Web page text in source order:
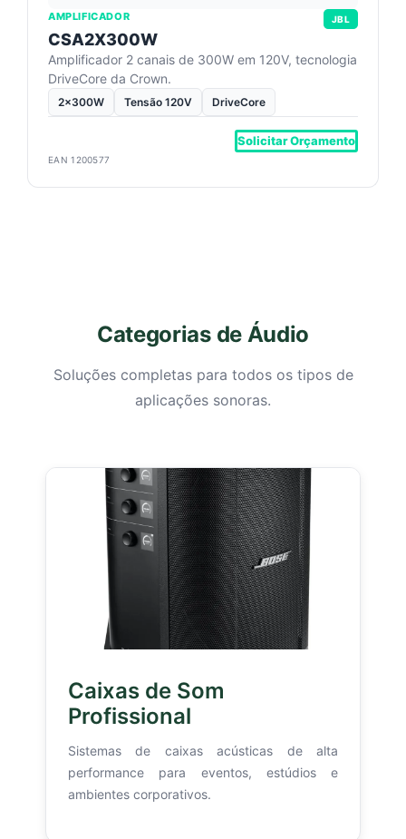
AMPLIFICADOR JBL
CSA2X300W
Amplificador 2 canais de 300W em 120V, tecnologia
DriveCore da Crown.
2x300W Tensão 120V DriveCore
Solicitar Orçamento
EAN 1200577
Categorias de Áudio
Soluções completas para todos os tipos de
aplicações sonoras.
Caixas de Som
Profissional
Sistemas de caixas acústicas de alta
performance para eventos, estúdios e
ambientes corporativos.